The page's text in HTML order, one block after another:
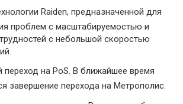
Raiden, предназначенной для
проблем с масштабируемостью и
с небольшой скоростью
переход на PoS. В ближайшее время
завершение перехода на Метрополис.